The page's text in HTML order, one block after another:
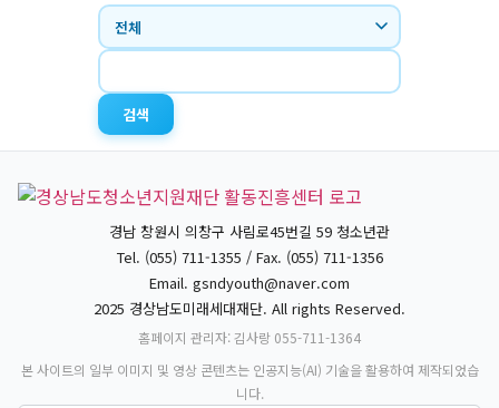
검색
경남 창원시 의창구 사림로45번길 59 청소년관
Tel. (055) 711-1355 / Fax. (055) 711-1356
Email. gsndyouth@naver.com
2025 경상남도미래세대재단. All rights Reserved.
홈페이지 관리자: 김사랑 055-711-1364
본 사이트의 일부 이미지 및 영상 콘텐츠는 인공지능(AI) 기술을 활용하여 제작되었습
니다.